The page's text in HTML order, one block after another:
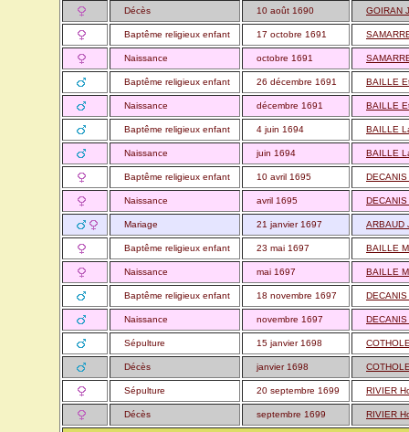
Décès 10 août 1690 GOIRAN
Baptême religieux enfant 17 octobre 1691
Naissance octobre 1691
Baptême religieux enfant 26 décembre 1691 BAILLE
Naissance décembre 1691 BAILLE
Baptême religieux enfant 4 juin 1694 BAILLE
Naissance juin 1694 BAILLE
Baptême religieux enfant 10 avril 1695
Naissance avril 1695
Mariage 21 janvier 1697 ARBAUD
Baptême religieux enfant 23 mai 1697 BAILLE
Naissance mai 1697 BAILLE
Baptême religieux enfant 18 novembre 1697
Naissance novembre 1697
Sépulture 15 janvier 1698
Décès janvier 1698
Sépulture 20 septembre 1699 RIVIER
Décès septembre 1699 RIVIER